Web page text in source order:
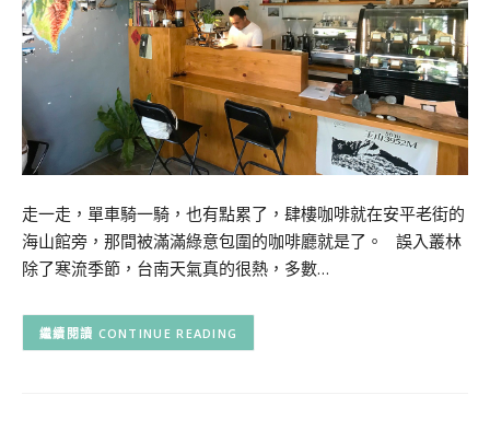
走一走，單車騎一騎，也有點累了，肆樓咖啡就在安平老街的
海山館旁，那間被滿滿綠意包圍的咖啡廳就是了。 誤入叢林
除了寒流季節，台南天氣真的很熱，多數…
CONTINUE READING